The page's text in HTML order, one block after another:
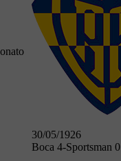
30/05/1926
Boca 4-Sportsman 0